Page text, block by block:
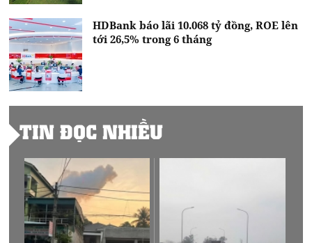
HDBank báo lãi 10.068 tỷ đồng, ROE lên
tới 26,5% trong 6 tháng
TIN ĐỌC NHIỀU